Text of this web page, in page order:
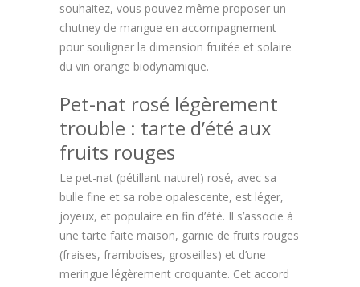
souhaitez, vous pouvez même proposer un
chutney de mangue en accompagnement
pour souligner la dimension fruitée et solaire
du vin orange biodynamique.
Pet-nat rosé légèrement
trouble : tarte d’été aux
fruits rouges
Le pet-nat (pétillant naturel) rosé, avec sa
bulle fine et sa robe opalescente, est léger,
joyeux, et populaire en fin d’été. Il s’associe à
une tarte faite maison, garnie de fruits rouges
(fraises, framboises, groseilles) et d’une
meringue légèrement croquante. Cet accord